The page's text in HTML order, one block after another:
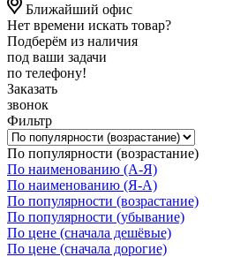
Ближайший офис
Нет времени искать товар?
Подберём из наличия
под ваши задачи
по телефону!
Заказать
звонок
Фильтр
По популярности (возрастание)
По наименованию (А-Я)
По наименованию (Я-А)
По популярности (возрастание)
По популярности (убывание)
По цене (сначала дешёвые)
По цене (сначала дорогие)